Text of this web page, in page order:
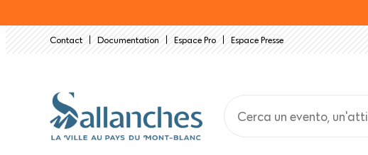
al
Contact Documentation Espace Pro Espace Presse